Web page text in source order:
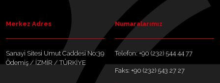
Merkez Adres
Sanayi Sitesi Umut Caddesi No:39
Ödemiş / İZMİR / TÜRKİYE
Numaralarımız
Telefon: +90 (232) 544 44 77
Faks: +90 (232) 543 27 27